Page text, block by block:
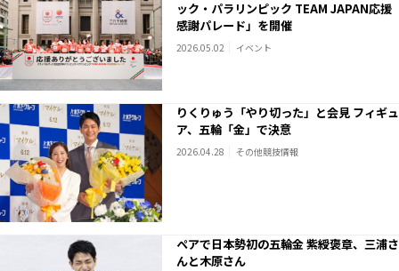
ック・パラリンピック TEAM JAPAN応援
感謝パレード」を開催
2026.05.02 イベント
りくりゅう「やり切った」と会見 フィギュ
ア、五輪「金」で決意
2026.04.28 その他競技情報
ペアで日本勢初の五輪金 紫綬褒章、三浦さ
んと木原さん